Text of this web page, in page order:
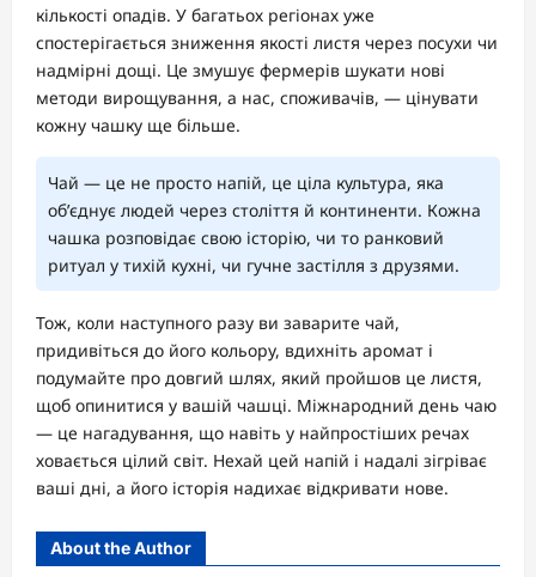
кількості опадів. У багатьох регіонах уже
спостерігається зниження якості листя через посухи чи
надмірні дощі. Це змушує фермерів шукати нові
методи вирощування, а нас, споживачів, — цінувати
кожну чашку ще більше.
Чай — це не просто напій, це ціла культура, яка
об’єднує людей через століття й континенти. Кожна
чашка розповідає свою історію, чи то ранковий
ритуал у тихій кухні, чи гучне застілля з друзями.
Тож, коли наступного разу ви заварите чай,
придивіться до його кольору, вдихніть аромат і
подумайте про довгий шлях, який пройшов це листя,
щоб опинитися у вашій чашці. Міжнародний день чаю
— це нагадування, що навіть у найпростіших речах
ховається цілий світ. Нехай цей напій і надалі зігріває
ваші дні, а його історія надихає відкривати нове.
About the Author